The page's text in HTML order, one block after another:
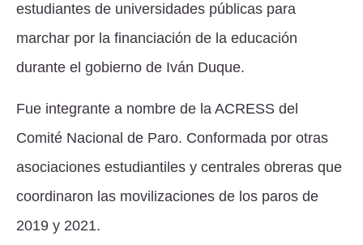
estudiantes de universidades públicas para
marchar por la financiación de la educación
durante el gobierno de Iván Duque.
Fue integrante a nombre de la ACRESS del
Comité Nacional de Paro. Conformada por otras
asociaciones estudiantiles y centrales obreras que
coordinaron las movilizaciones de los paros de
2019 y 2021.